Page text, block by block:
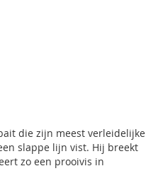
die zijn meest verleidelijke
slappe lijn vist. Hij breekt
zo een prooivis in